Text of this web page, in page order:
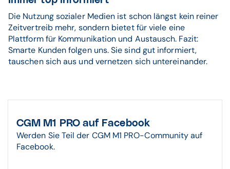
Die Nutzung sozialer Medien ist schon längst kein reiner
Zeitvertreib mehr, sondern bietet für viele eine
Plattform für Kommunikation und Austausch. Fazit:
Smarte Kunden folgen uns. Sie sind gut informiert,
tauschen sich aus und vernetzen sich untereinander.
CGM M1 PRO auf Facebook
Werden Sie Teil der CGM M1 PRO-Community auf
Facebook.